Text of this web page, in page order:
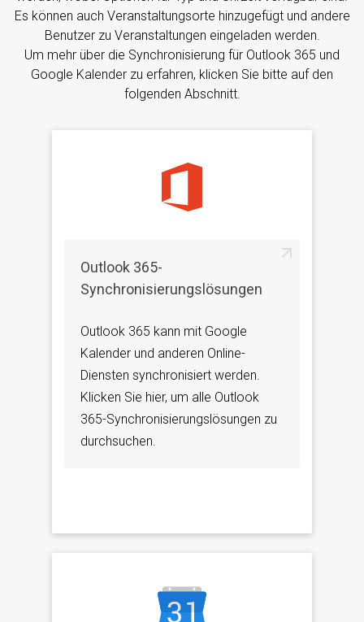
Es können auch Veranstaltungsorte hinzugefügt und andere
Benutzer zu Veranstaltungen eingeladen werden.
Um mehr über die Synchronisierung für Outlook 365 und
Google Kalender zu erfahren, klicken Sie bitte auf den
folgenden Abschnitt.
Outlook 365-
Synchronisierungslösungen
Outlook 365 kann mit Google
Kalender und anderen Online-
Diensten synchronisiert werden.
Klicken Sie hier, um alle Outlook
365-Synchronisierungslösungen zu
durchsuchen.